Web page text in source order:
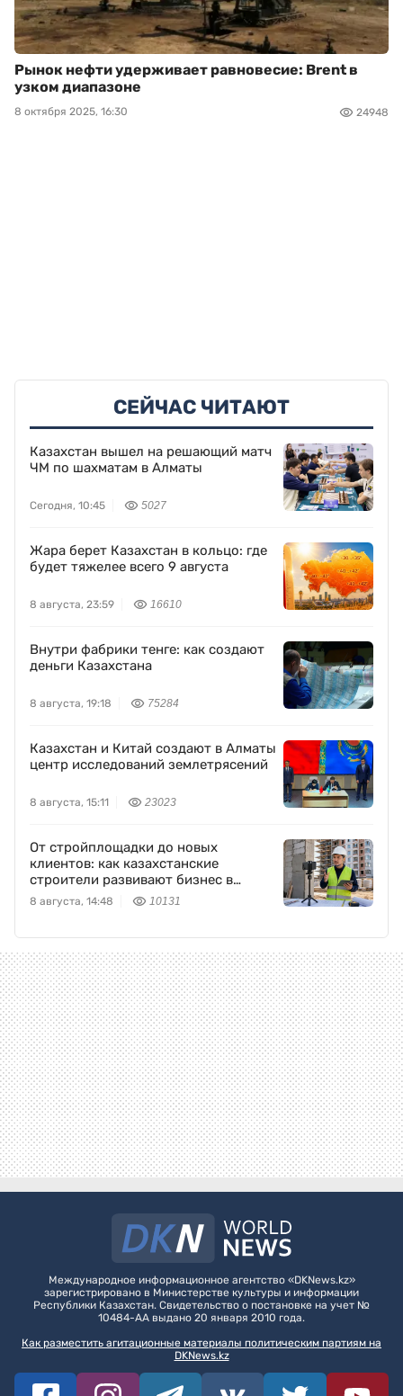
Рынок нефти удерживает равновесие: Brent в
узком диапазоне
8 октября 2025, 16:30 24948
СЕЙЧАС ЧИТАЮТ
Казахстан вышел на решающий матч
ЧМ по шахматам в Алматы
Сегодня, 10:45 5027
Жара берет Казахстан в кольцо: где
будет тяжелее всего 9 августа
8 августа, 23:59 16610
Внутри фабрики тенге: как создают
деньги Казахстана
8 августа, 19:18 75284
Казахстан и Китай создают в Алматы
центр исследований землетрясений
8 августа, 15:11 23023
От стройплощадки до новых
клиентов: как казахстанские
строители развивают бизнес в
TikTok
8 августа, 14:48 10131
Международное информационное агентство «DKNews.kz»
зарегистрировано в Министерстве культуры и информации
Республики Казахстан. Свидетельство о постановке на учет №
10484-АА выдано 20 января 2010 года.
Как разместить агитационные материалы политическим партиям на
DKNews.kz